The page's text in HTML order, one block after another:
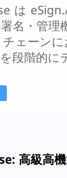
は
名・管理
ェーン
段階的に
高級高